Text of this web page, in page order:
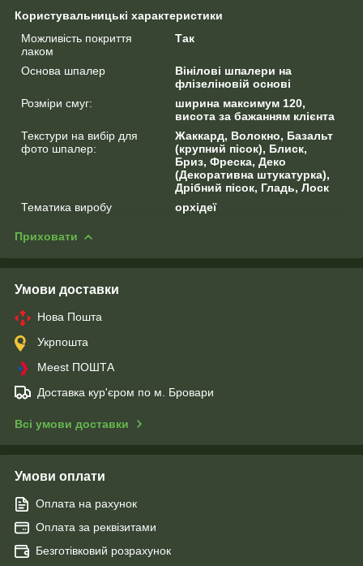
Користувальницькі характеристики
Можливість покриття
лаком
Так
Основа шпалер
Вінілові шпалери на
флізеліновій основі
Розміри смуг:
ширина максимум 120,
висота за бажанням клієнта
Текстури на вибір для
фото шпалер:
Жаккард, Волокно, Базальт
(крупний пісок), Блиск,
Бриз, Фреска, Деко
(Декоративна штукатурка),
Дрібний пісок, Гладь, Лоск
Тематика виробу
орхідеї
Приховати
Умови доставки
Нова Пошта
Укрпошта
Meest ПОШТА
Доставка кур'єром по м. Бровари
Всі умови доставки
Умови оплати
Оплата на рахунок
Оплата за реквізитами
Безготівковий розрахунок